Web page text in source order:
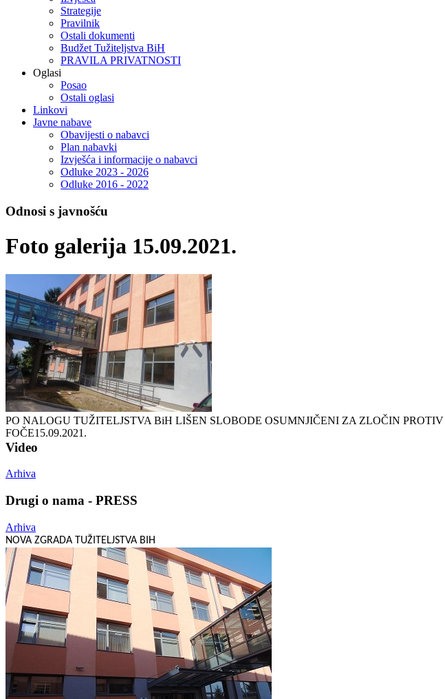
Strategije
Pravilnik
Ostali dokumenti
Budžet Tužiteljstva BiH
PRAVILA PRIVATNOSTI
Oglasi
Posao
Ostali oglasi
Linkovi
Javne nabave
Obavijesti o nabavci
Plan nabavki
Izvješća i informacije o nabavci
Odluke 2023 - 2026
Odluke 2016 - 2022
Odnosi s javnošću
Foto galerija 15.09.2021.
PO NALOGU TUŽITELJSTVA BiH LIŠEN SLOBODE OSUMNJIČENI ZA ZLOČIN
FOČE15.09.2021.
Video
Arhiva
Drugi o nama - PRESS
Arhiva
NOVA ZGRADA TUŽITELJSTVA BIH